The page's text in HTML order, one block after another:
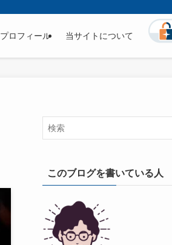
プロフィール 当サイトについて
このブログを書いている人